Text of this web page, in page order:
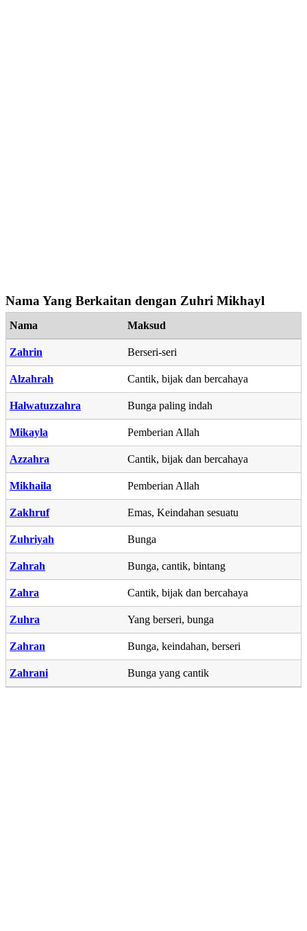
Nama Yang Berkaitan dengan Zuhri Mikhayl
Nama Maksud
Zahrin Berseri-seri
Alzahrah Cantik, bijak dan bercahaya
Halwatuzzahra Bunga paling indah
Mikayla Pemberian Allah
Azzahra Cantik, bijak dan bercahaya
Mikhaila Pemberian Allah
Zakhruf Emas, Keindahan sesuatu
Zuhriyah Bunga
Zahrah Bunga, cantik, bintang
Zahra Cantik, bijak dan bercahaya
Zuhra Yang berseri, bunga
Zahran Bunga, keindahan, berseri
Zahrani Bunga yang cantik